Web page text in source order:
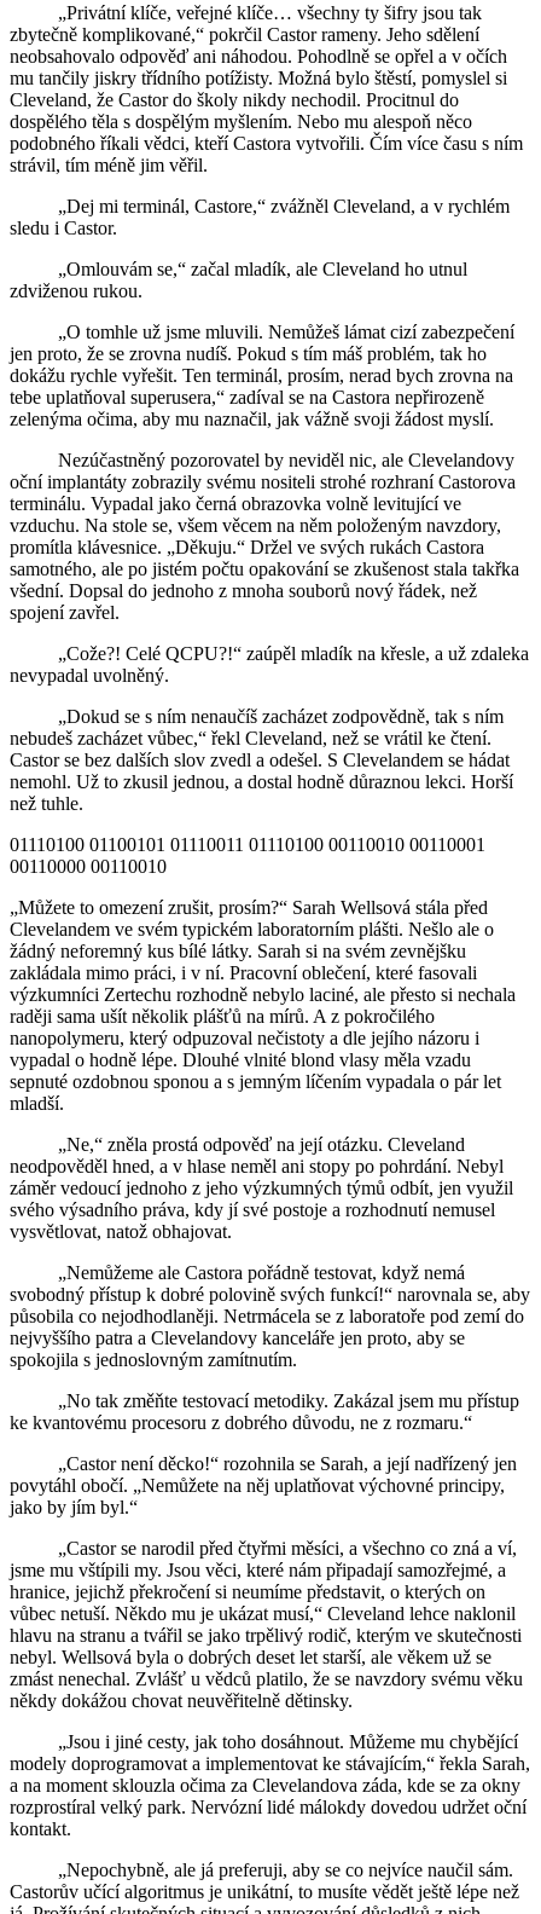
„Privátní klíče, veřejné klíče… všechny ty šifry jsou tak
zbytečně komplikované,“ pokrčil Castor rameny. Jeho sdělení
neobsahovalo odpověď ani náhodou. Pohodlně se opřel a v očích
mu tančily jiskry třídního potížisty. Možná bylo štěstí, pomyslel si
Cleveland, že Castor do školy nikdy nechodil. Procitnul do
dospělého těla s dospělým myšlením. Nebo mu alespoň něco
podobného říkali vědci, kteří Castora vytvořili. Čím více času s ním
strávil, tím méně jim věřil.
„Dej mi terminál, Castore,“ zvážněl Cleveland, a v rychlém
sledu i Castor.
„Omlouvám se,“ začal mladík, ale Cleveland ho utnul
zdviženou rukou.
„O tomhle už jsme mluvili. Nemůžeš lámat cizí zabezpečení
jen proto, že se zrovna nudíš. Pokud s tím máš problém, tak ho
dokážu rychle vyřešit. Ten terminál, prosím, nerad bych zrovna na
tebe uplatňoval superusera,“ zadíval se na Castora nepřirozeně
zelenýma očima, aby mu naznačil, jak vážně svoji žádost myslí.
Nezúčastněný pozorovatel by neviděl nic, ale Clevelandovy
oční implantáty zobrazily svému nositeli strohé rozhraní Castorova
terminálu. Vypadal jako černá obrazovka volně levitující ve
vzduchu. Na stole se, všem věcem na něm položeným navzdory,
promítla klávesnice. „Děkuju.“ Držel ve svých rukách Castora
samotného, ale po jistém počtu opakování se zkušenost stala takřka
všední. Dopsal do jednoho z mnoha souborů nový řádek, než
spojení zavřel.
„Cože?! Celé QCPU?!“ zaúpěl mladík na křesle, a už zdaleka
nevypadal uvolněný.
„Dokud se s ním nenaučíš zacházet zodpovědně, tak s ním
nebudeš zacházet vůbec,“ řekl Cleveland, než se vrátil ke čtení.
Castor se bez dalších slov zvedl a odešel. S Clevelandem se hádat
nemohl. Už to zkusil jednou, a dostal hodně důraznou lekci. Horší
než tuhle.
01110100 01100101 01110011 01110100 00110010 00110001
00110000 00110010
„Můžete to omezení zrušit, prosím?“ Sarah Wellsová stála před
Clevelandem ve svém typickém laboratorním plášti. Nešlo ale o
žádný neforemný kus bílé látky. Sarah si na svém zevnějšku
zakládala mimo práci, i v ní. Pracovní oblečení, které fasovali
výzkumníci Zertechu rozhodně nebylo laciné, ale přesto si nechala
raději sama ušít několik plášťů na mírů. A z pokročilého
nanopolymeru, který odpuzoval nečistoty a dle jejího názoru i
vypadal o hodně lépe. Dlouhé vlnité blond vlasy měla vzadu
sepnuté ozdobnou sponou a s jemným líčením vypadala o pár let
mladší.
„Ne,“ zněla prostá odpověď na její otázku. Cleveland
neodpověděl hned, a v hlase neměl ani stopy po pohrdání. Nebyl
záměr vedoucí jednoho z jeho výzkumných týmů odbít, jen využil
svého výsadního práva, kdy jí své postoje a rozhodnutí nemusel
vysvětlovat, natož obhajovat.
„Nemůžeme ale Castora pořádně testovat, když nemá
svobodný přístup k dobré polovině svých funkcí!“ narovnala se, aby
působila co nejodhodlaněji. Netrmácela se z laboratoře pod zemí do
nejvyššího patra a Clevelandovy kanceláře jen proto, aby se
spokojila s jednoslovným zamítnutím.
„No tak změňte testovací metodiky. Zakázal jsem mu přístup
ke kvantovému procesoru z dobrého důvodu, ne z rozmaru.“
„Castor není děcko!“ rozohnila se Sarah, a její nadřízený jen
povytáhl obočí. „Nemůžete na něj uplatňovat výchovné principy,
jako by jím byl.“
„Castor se narodil před čtyřmi měsíci, a všechno co zná a ví,
jsme mu vštípili my. Jsou věci, které nám připadají samozřejmé, a
hranice, jejichž překročení si neumíme představit, o kterých on
vůbec netuší. Někdo mu je ukázat musí,“ Cleveland lehce naklonil
hlavu na stranu a tvářil se jako trpělivý rodič, kterým ve skutečnosti
nebyl. Wellsová byla o dobrých deset let starší, ale věkem už se
zmást nenechal. Zvlášť u vědců platilo, že se navzdory svému věku
někdy dokážou chovat neuvěřitelně dětinsky.
„Jsou i jiné cesty, jak toho dosáhnout. Můžeme mu chybějící
modely doprogramovat a implementovat ke stávajícím,“ řekla Sarah,
a na moment sklouzla očima za Clevelandova záda, kde se za okny
rozprostíral velký park. Nervózní lidé málokdy dovedou udržet oční
kontakt.
„Nepochybně, ale já preferuji, aby se co nejvíce naučil sám.
Castorův učící algoritmus je unikátní, to musíte vědět ještě lépe než